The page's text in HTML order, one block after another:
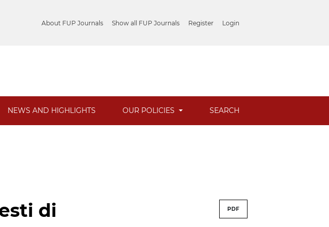
About FUP Journals Show all FUP Journals Register Login
NEWS AND HIGHLIGHTS OUR POLICIES SEARCH
di
PDF